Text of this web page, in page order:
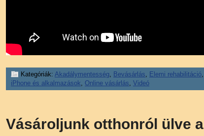
Kategóriák: Akadálymentesség, Bevásárlás, Elemi rehabilitáció,
iPhone és alkalmazások, Online vásárlás, Videó
Vásároljunk otthonról ülve